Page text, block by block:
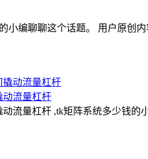
小编聊聊这个话题。 用户原
动流量杠杆
动流量杠杆 ,tk矩阵系统多少钱